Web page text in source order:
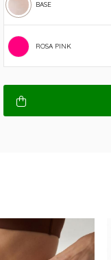
BASE
ROSA PINK